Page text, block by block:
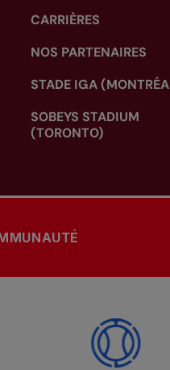
CARRIÈRES
NOS PARTENAIRES
STADE IGA
SOBEYS STADIUM
(TORONTO)